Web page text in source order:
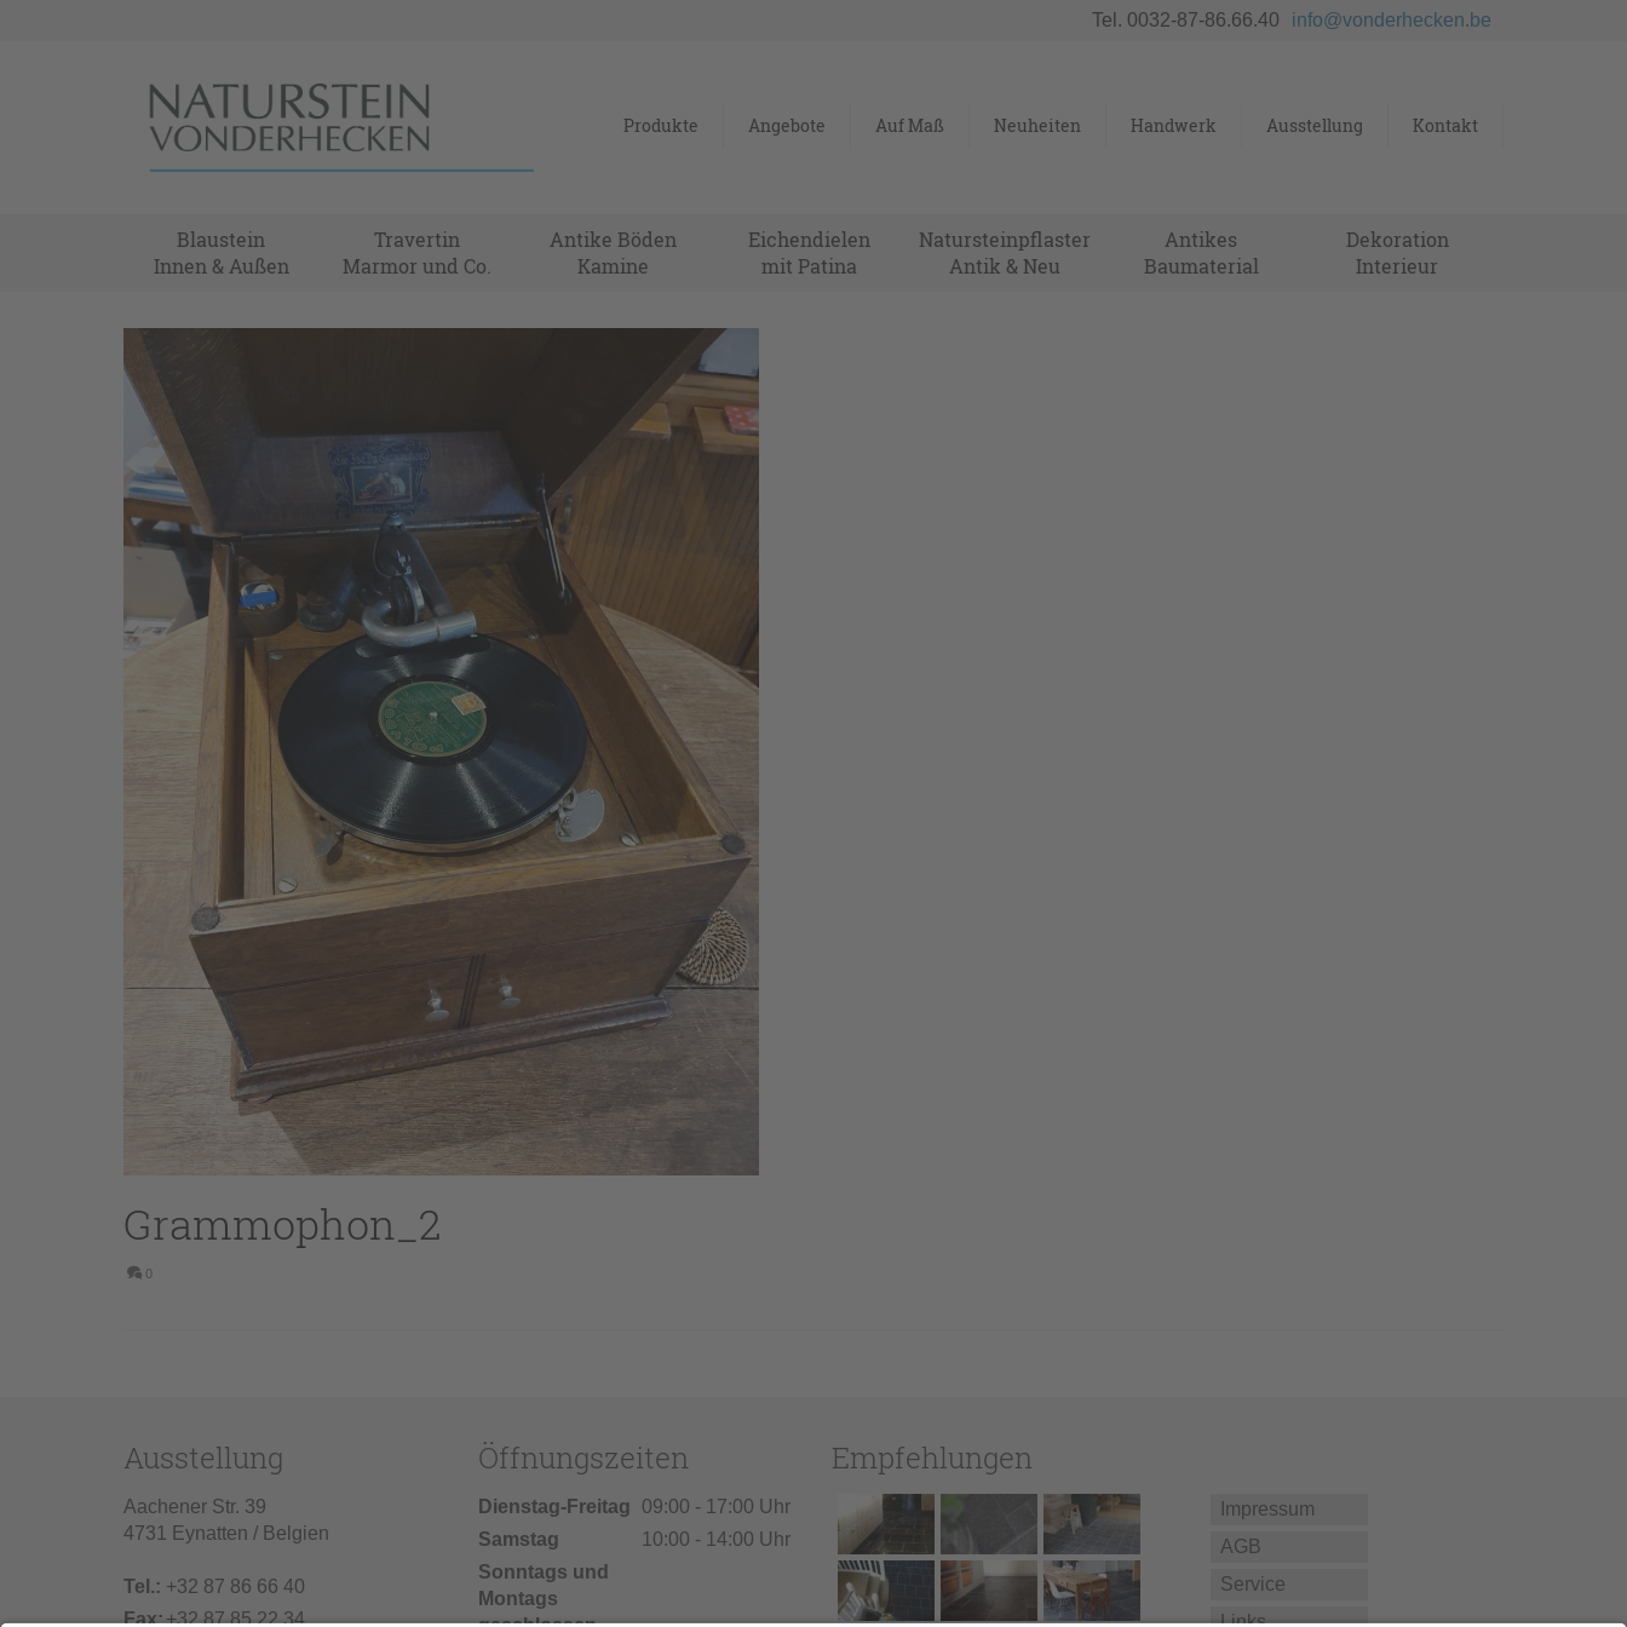
Tel. 0032-87-86.66.40 info@vonderhecken.be
Produkte Angebote Auf Maß Neuheiten Handwerk Ausstellung Kontakt
Blaustein
Innen & Außen
Travertin
Marmor und Co.
Antike Böden
Kamine
Eichendielen
mit Patina
Natursteinpflaster
Antik & Neu
Antikes
Baumaterial
Dekoration
Interieur
Grammophon_2
0
Ausstellung
Aachener Str. 39
4731 Eynatten / Belgien
Tel.: +32 87 86 66 40
Fax:+32 87 85 22 34
Öffnungszeiten
Dienstag-Freitag
09:00 - 17:00 Uhr
Samstag
10:00 - 14:00 Uhr
Sonntags und
Montags
Empfehlungen
Impressum
AGB
Service
Links